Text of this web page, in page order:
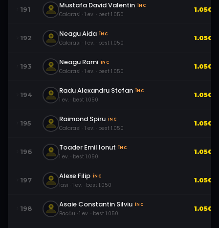
191 Mustafa David Valentin ÎNC
Calarasi · 1 ev. · best 1.050
1.050
192 Neagu Aida ÎNC
Calarasi · 1 ev. · best 1.050
1.050
193 Neagu Rami ÎNC
Calarasi · 1 ev. · best 1.050
1.050
194 Radu Alexandru Stefan ÎNC
1 ev. · best 1.050
1.050
195 Raimond Spiru ÎNC
Calarasi · 1 ev. · best 1.050
1.050
196 Toader Emil Ionut ÎNC
1 ev. · best 1.050
1.050
197 Alexe Filip ÎNC
Iasi · 1 ev. · best 1.050
1.050
198 Asaie Constantin Silviu ÎNC
Bacău · 1 ev. · best 1.050
1.050